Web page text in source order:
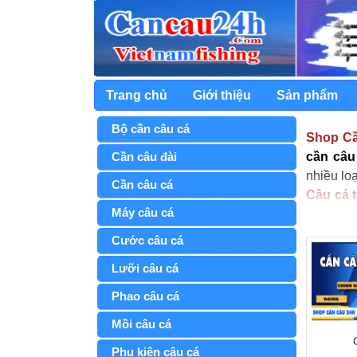
Trang chủ Giới thiệu Sản phẩm
Bộ cần câu cá
Cần câu đài
Cần câu cá
Máy câu cá
Cước câu cá
Lưỡi câu cá
Phao câu cá
Mồi câu cá
Phụ kiện câu cá
Shop
cần
nhiều
Câu cá